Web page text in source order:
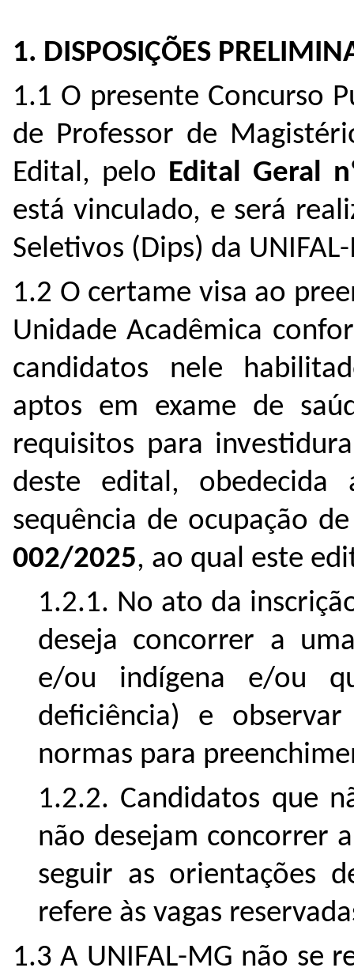
1. DISPOSIÇÕES
1.1 O presente Concurso
de Professor de
Edital, pelo Edital Geral
está vinculado, e será
Seletivos (Dips) da
1.2 O certame visa ao
Unidade Acadêmica
candidatos nele
aptos em exame de
requisitos para
deste edital, obedecida
sequência de ocupação
002/2025, ao qual este
1.2.1. No ato da
deseja concorrer a
e/ou indígena e/ou
deficiência) e
normas para
1.2.2. Candidatos que
não desejam concorrer
seguir as orientações
refere às vagas
1.3 A UNIFAL-MG não se